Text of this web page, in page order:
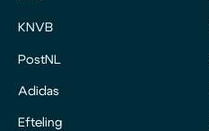
KNVB
PostNL
Adidas
Efteling